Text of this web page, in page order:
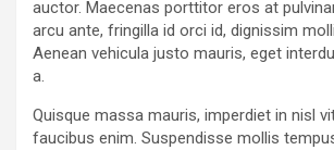
auctor. Maecenas porttitor eros at
arcu ante, fringilla id orci id, dignissim
Aenean vehicula justo mauris, eget
a.
Quisque massa mauris, imperdiet in nisl
faucibus enim. Suspendisse mollis